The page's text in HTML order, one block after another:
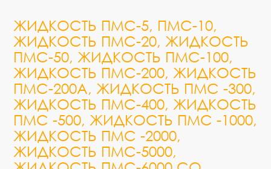
ЖИДКОСТЬ ПМС-5, ПМС-10,
ЖИДКОСТЬ ПМС-20, ЖИДКОСТЬ
ПМС-50, ЖИДКОСТЬ ПМС-100,
ЖИДКОСТЬ ПМС-200, ЖИДКОСТЬ
ПМС-200А, ЖИДКОСТЬ ПМС -300,
ЖИДКОСТЬ ПМС-400, ЖИДКОСТЬ
ПМС -500, ЖИДКОСТЬ ПМС -1000,
ЖИДКОСТЬ ПМС -2000,
ЖИДКОСТЬ ПМС-5000,